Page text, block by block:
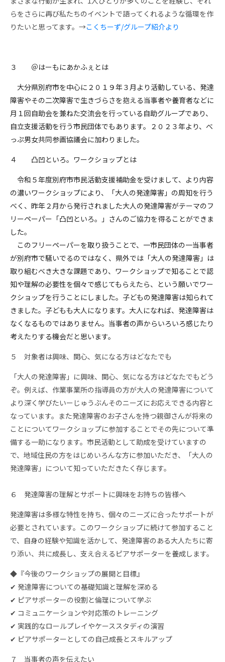
らをさらに再び私たちのイベントで語ってくれるような循環を作
りたいと思ってます。→こくちーず/グループ紹介より
３ ＠はーもにあかふぇとは
大分県別府市を中心に２０１９年３月より活動している、発達
障害やその二次障害で生きづらさを抱える当事者や養育者などに
月１回自助会を兼ねた交流会を行っている自助グループであり、
自立支援活動を行う市民団体でもあります。２０２３年より、べ
っぷ男女共同参画協議会に加わりました。
４ 凸凹といろ。ワークショップとは
令和５年度別府市市民活動支援補助金を受けまして、より内容
の濃いワークショップにより、「大人の発達障害」の周知を行う
べく、昨年２月から発行されました大人の発達障害がテーマのフ
リーペーパー「凸凹といろ。」さんのご協力を得ることができま
した。
このフリーペーパーを取り扱うことで、一市民団体の一当事者
が別府市で騒いでるのではなく、県外では「大人の発達障害」は
取り組むべき大きな課題であり、ワークショップで知ることで認
知や理解の必要性を個々で感じてもらえたら、という願いでワー
クショップを行うことにしました。子どもの発達障害は知られて
きました。子どもも大人になります。大人になれば、発達障害は
なくなるものではありません。当事者の声からいろいろ感じたり
考えたりする機会だと思います。
５ 対象者は興味、関心、気になる方はどなたでも
「大人の発達障害」に興味、関心、気になる方はどなたでもどう
ぞ。例えば、作業事業所の指導員の方が大人の発達障害について
より深く学びたいーじゅうぶんそのニーズにお応えできる内容と
なっています。また発達障害のお子さんを持つ親御さんが将来の
ことについてワークショップに参加することでその先について準
備する一助になります。市民活動として助成を受けていますの
で、地域住民の方をはじめいろんな方に参加いただき、「大人の
発達障害」について知っていただきたく存じます。
６ 発達障害の理解とサポートに興味をお持ちの皆様へ
発達障害は多様な特性を持ち、個々のニーズに合ったサポートが
必要とされています。このワークショップに続けて参加すること
で、自身の経験や知識を活かして、発達障害のある大人たちに寄
り添い、共に成長し、支え合えるピアサポーターを養成します。
◆『今後のワークショップの展開と目標』
✔ 発達障害についての基礎知識と理解を深める
✔ ピアサポーターの役割と倫理について学ぶ
✔ コミュニケーションや対応策のトレーニング
✔ 実践的なロールプレイやケーススタディの演習
✔ ピアサポーターとしての自己成長とスキルアップ
７ 当事者の声を伝えたい